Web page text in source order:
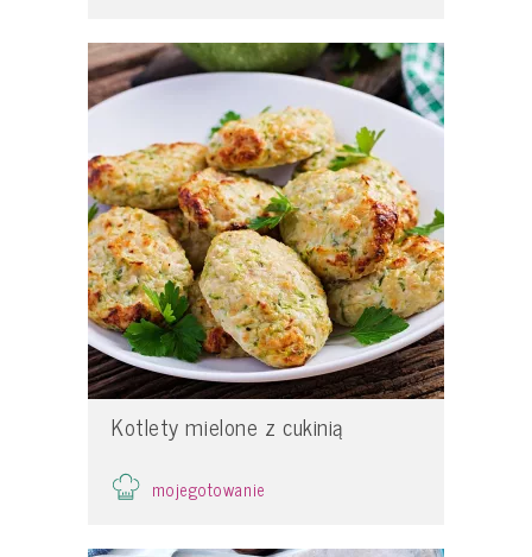
Kotlety mielone z cukinią
mojegotowanie